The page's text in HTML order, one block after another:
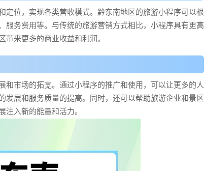
定位，实现各类营收模式。黔东南地区的旅游小程序可以根
务费用等。与传统的旅游营销方式相比，小程序具有更高
带来更多的商业收益和利润。
市场的拓宽。通过小程序的推广和使用，可以让更多的人
发展和服务质量的提高。同时，还可以帮助旅游企业和景区
注入新的能量和活力。